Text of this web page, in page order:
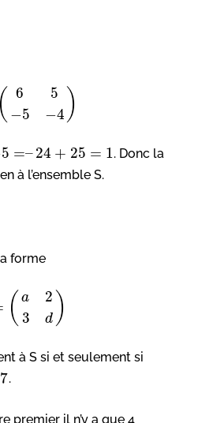
(
6
−5
5
−4 )
5 =–24 + 25 = 1. Donc la
à l’ensemble S.
forme
( a
3
2
d )
à S si et seulement si
7.
premier il n’y a que 4